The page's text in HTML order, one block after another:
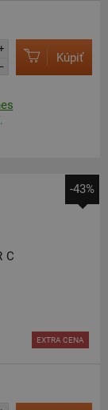
Kúpiť
-43%
C
EXTRA CENA